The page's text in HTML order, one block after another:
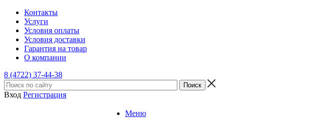
Контакты
Услуги
Условия оплаты
Условия доставки
Гарантия на товар
О компании
8 (4722) 37-44-38
Вход Регистрация
Меню